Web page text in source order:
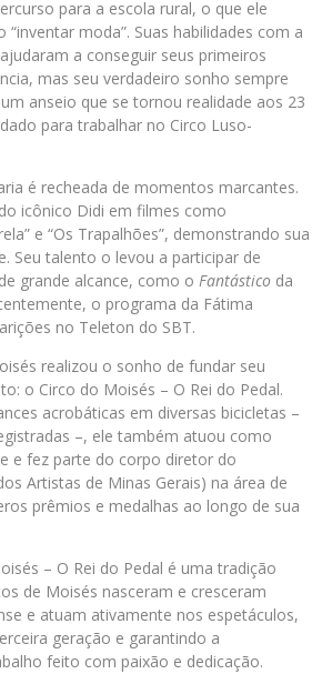
para a escola rural, o que ele
moda”. Suas habilidades com a
a conseguir seus primeiros
mas seu verdadeiro sonho sempre
anseio que se tornou realidade aos 23
para trabalhar no Circo Luso-
é recheada de momentos marcantes.
icônico Didi em filmes como
e “Os Trapalhões”, demonstrando sua
Seu talento o levou a participar de
grande alcance, como o Fantástico da
o programa da Fátima
no Teleton do SBT.
realizou o sonho de fundar seu
o Circo do Moisés – O Rei do Pedal.
acrobáticas em diversas bicicletas –
–, ele também atuou como
e fez parte do corpo diretor do
Artistas de Minas Gerais) na área de
prêmios e medalhas ao longo de sua
– O Rei do Pedal é uma tradição
de Moisés nasceram e cresceram
e atuam ativamente nos espetáculos,
geração e garantindo a
feito com paixão e dedicação.